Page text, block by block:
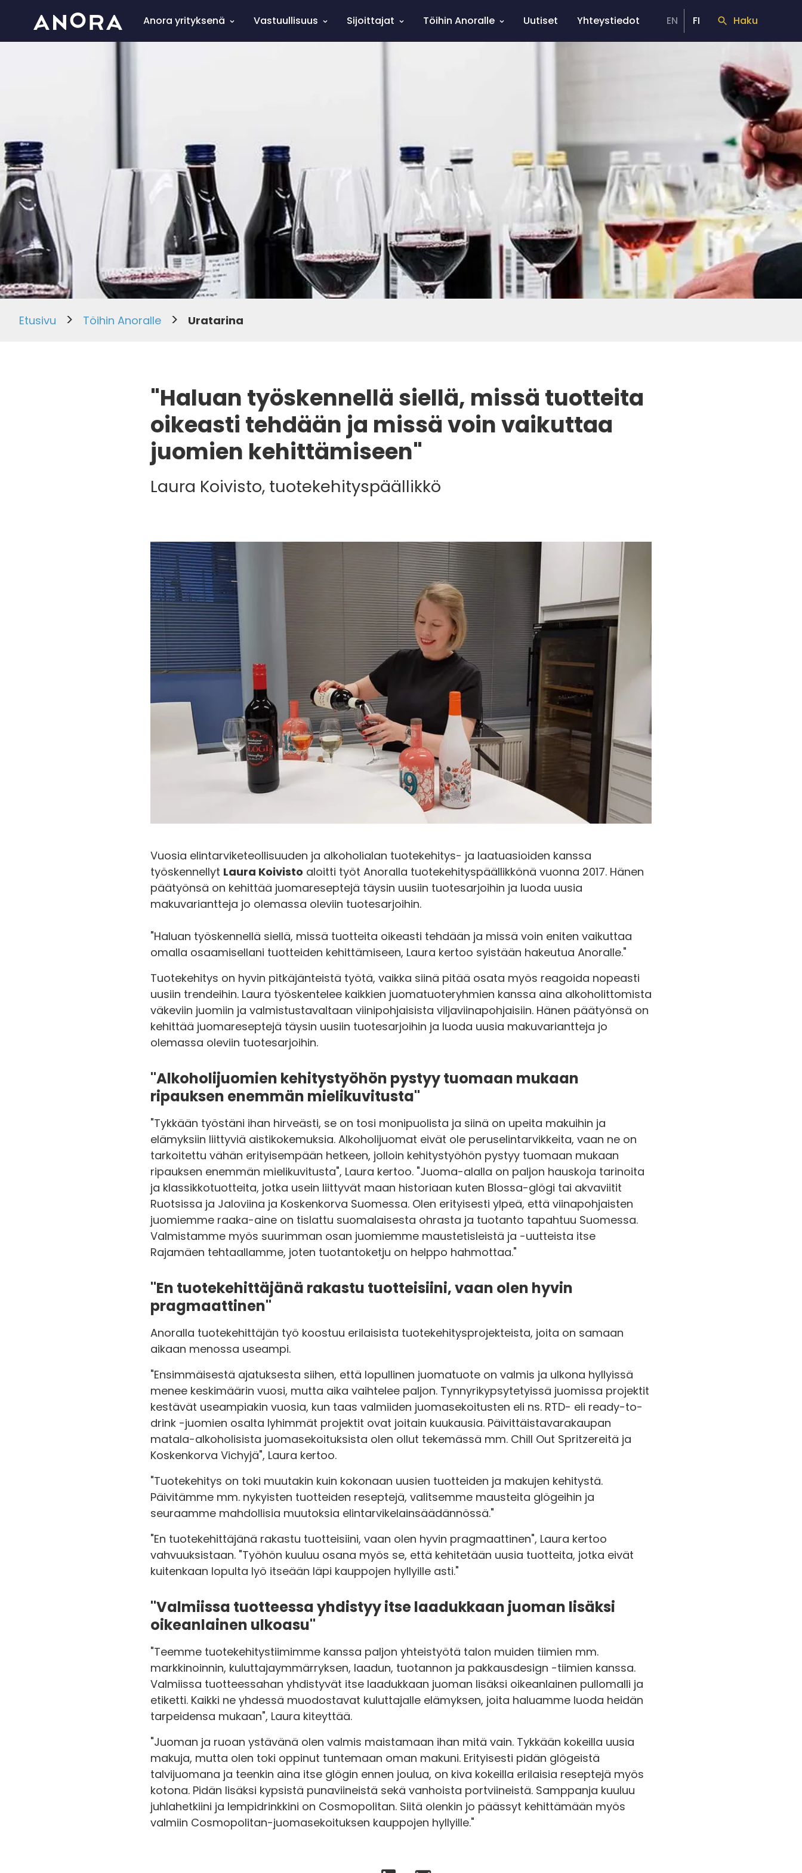
Anora yrityksenä Vastuullisuus Sijoittajat Töihin Anoralle Uutiset Yhteystiedot EN FI Haku
Etusivu > Töihin Anoralle > Uratarina
"Haluan työskennellä siellä, missä tuotteita
oikeasti tehdään ja missä voin vaikuttaa
juomien kehittämiseen"
Laura Koivisto, tuotekehityspäällikkö
Vuosia elintarviketeollisuuden ja alkoholialan tuotekehitys- ja laatuasioiden kanssa
työskennellyt Laura Koivisto aloitti työt Anoralla tuotekehityspäällikkönä vuonna 2017. Hänen
päätyönsä on kehittää juomareseptejä täysin uusiin tuotesarjoihin ja luoda uusia
makuvariantteja jo olemassa oleviin tuotesarjoihin.
"Haluan työskennellä siellä, missä tuotteita oikeasti tehdään ja missä voin eniten vaikuttaa
omalla osaamisellani tuotteiden kehittämiseen, Laura kertoo syistään hakeutua Anoralle."
Tuotekehitys on hyvin pitkäjänteistä työtä, vaikka siinä pitää osata myös reagoida nopeasti
uusiin trendeihin. Laura työskentelee kaikkien juomatuoteryhmien kanssa aina alkoholittomista
väkeviin juomiin ja valmistustavaltaan viinipohjaisista viljaviinapohjaisiin. Hänen päätyönsä on
kehittää juomareseptejä täysin uusiin tuotesarjoihin ja luoda uusia makuvariantteja jo
olemassa oleviin tuotesarjoihin.
"Alkoholijuomien kehitystyöhön pystyy tuomaan mukaan
ripauksen enemmän mielikuvitusta"
"Tykkään työstäni ihan hirveästi, se on tosi monipuolista ja siinä on upeita makuihin ja
elämyksiin liittyviä aistikokemuksia. Alkoholijuomat eivät ole peruselintarvikkeita, vaan ne on
tarkoitettu vähän erityisempään hetkeen, jolloin kehitystyöhön pystyy tuomaan mukaan
ripauksen enemmän mielikuvitusta", Laura kertoo. "Juoma-alalla on paljon hauskoja tarinoita
ja klassikkotuotteita, jotka usein liittyvät maan historiaan kuten Blossa-glögi tai akvaviitit
Ruotsissa ja Jaloviina ja Koskenkorva Suomessa. Olen erityisesti ylpeä, että viinapohjaisten
juomiemme raaka-aine on tislattu suomalaisesta ohrasta ja tuotanto tapahtuu Suomessa.
Valmistamme myös suurimman osan juomiemme maustetisleistä ja -uutteista itse
Rajamäen tehtaallamme, joten tuotantoketju on helppo hahmottaa."
"En tuotekehittäjänä rakastu tuotteisiini, vaan olen hyvin
pragmaattinen"
Anoralla tuotekehittäjän työ koostuu erilaisista tuotekehitysprojekteista, joita on samaan
aikaan menossa useampi.
"Ensimmäisestä ajatuksesta siihen, että lopullinen juomatuote on valmis ja ulkona hyllyissä
menee keskimäärin vuosi, mutta aika vaihtelee paljon. Tynnyrikypsytetyissä juomissa projektit
kestävät useampiakin vuosia, kun taas valmiiden juomasekoitusten eli ns. RTD- eli ready-to-
drink -juomien osalta lyhimmät projektit ovat joitain kuukausia. Päivittäistavarakaupan
matala-alkoholisista juomasekoituksista olen ollut tekemässä mm. Chill Out Spritzereitä ja
Koskenkorva Vichyjä", Laura kertoo.
"Tuotekehitys on toki muutakin kuin kokonaan uusien tuotteiden ja makujen kehitystä.
Päivitämme mm. nykyisten tuotteiden reseptejä, valitsemme mausteita glögeihin ja
seuraamme mahdollisia muutoksia elintarvikelainsäädännössä."
"En tuotekehittäjänä rakastu tuotteisiini, vaan olen hyvin pragmaattinen", Laura kertoo
vahvuuksistaan. "Työhön kuuluu osana myös se, että kehitetään uusia tuotteita, jotka eivät
kuitenkaan lopulta lyö itseään läpi kauppojen hyllyille asti."
"Valmiissa tuotteessa yhdistyy itse laadukkaan juoman lisäksi
oikeanlainen ulkoasu"
"Teemme tuotekehitystiimimme kanssa paljon yhteistyötä talon muiden tiimien mm.
markkinoinnin, kuluttajaymmärryksen, laadun, tuotannon ja pakkausdesign -tiimien kanssa.
Valmiissa tuotteessahan yhdistyvät itse laadukkaan juoman lisäksi oikeanlainen pullomalli ja
etiketti. Kaikki ne yhdessä muodostavat kuluttajalle elämyksen, joita haluamme luoda heidän
tarpeidensa mukaan", Laura kiteyttää.
"Juoman ja ruoan ystävänä olen valmis maistamaan ihan mitä vain. Tykkään kokeilla uusia
makuja, mutta olen toki oppinut tuntemaan oman makuni. Erityisesti pidän glögeistä
talvijuomana ja teenkin aina itse glögin ennen joulua, on kiva kokeilla erilaisia reseptejä myös
kotona. Pidän lisäksi kypsistä punaviineistä sekä vanhoista portviineistä. Samppanja kuuluu
juhlahetkiini ja lempidrinkkini on Cosmopolitan. Siitä olenkin jo päässyt kehittämään myös
valmiin Cosmopolitan-juomasekoituksen kauppojen hyllyille."